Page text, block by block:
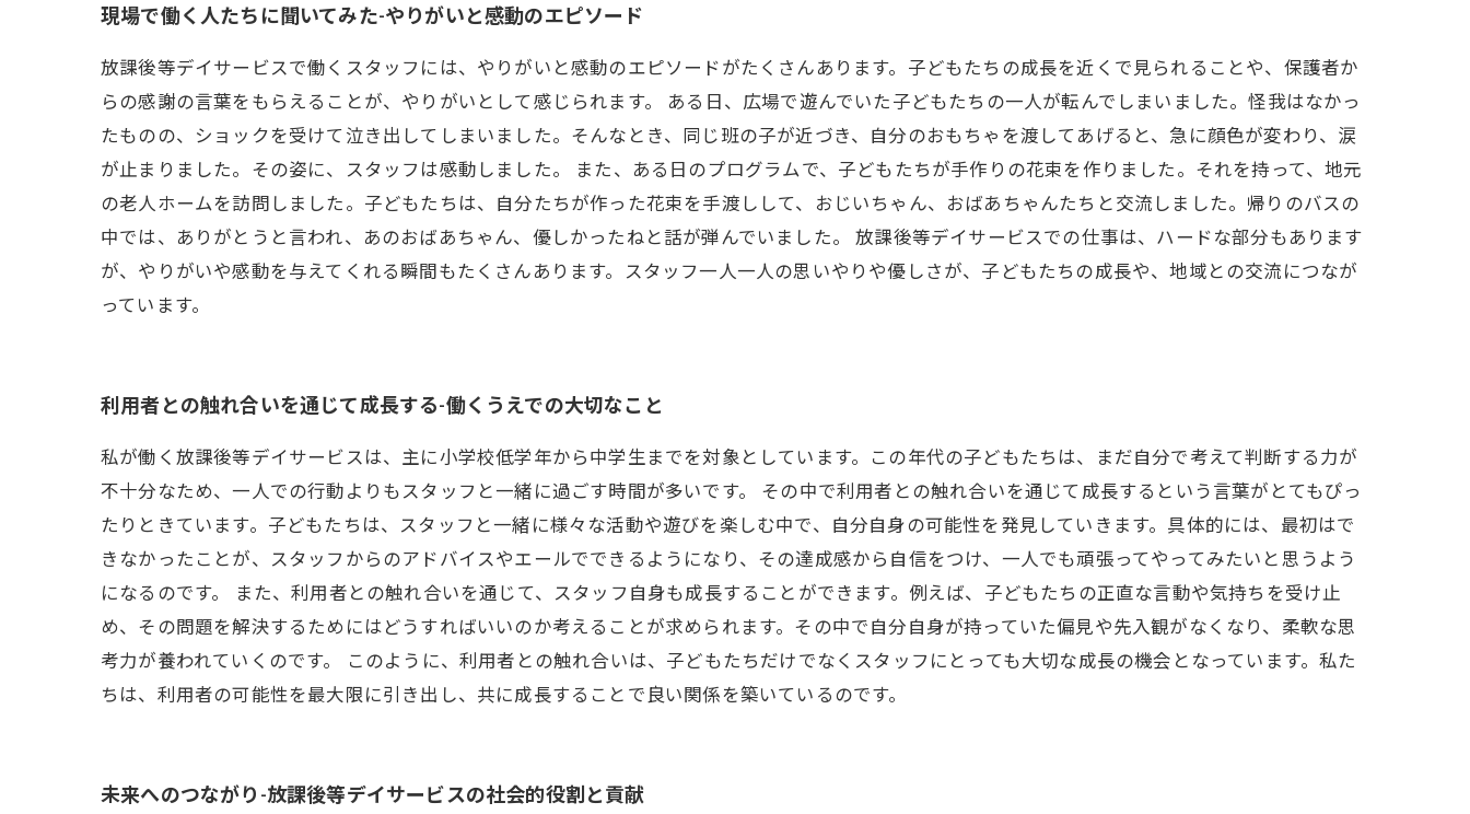
現場で働く人たちに聞いてみた-やりがいと感動のエピソード
放課後等デイサービスで働くスタッフには、やりがいと感動のエピソードがたくさんあります。子どもたちの成長を近くで見られることや、保護者か
らの感謝の言葉をもらえることが、やりがいとして感じられます。 ある日、広場で遊んでいた子どもたちの一人が転んでしまいました。怪我はなかっ
たものの、ショックを受けて泣き出してしまいました。そんなとき、同じ班の子が近づき、自分のおもちゃを渡してあげると、急に顔色が変わり、涙
が止まりました。その姿に、スタッフは感動しました。 また、ある日のプログラムで、子どもたちが手作りの花束を作りました。それを持って、地元
の老人ホームを訪問しました。子どもたちは、自分たちが作った花束を手渡しして、おじいちゃん、おばあちゃんたちと交流しました。帰りのバスの
中では、ありがとうと言われ、あのおばあちゃん、優しかったねと話が弾んでいました。 放課後等デイサービスでの仕事は、ハードな部分もあります
が、やりがいや感動を与えてくれる瞬間もたくさんあります。スタッフ一人一人の思いやりや優しさが、子どもたちの成長や、地域との交流につなが
っています。
利用者との触れ合いを通じて成長する-働くうえでの大切なこと
私が働く放課後等デイサービスは、主に小学校低学年から中学生までを対象としています。この年代の子どもたちは、まだ自分で考えて判断する力が
不十分なため、一人での行動よりもスタッフと一緒に過ごす時間が多いです。 その中で利用者との触れ合いを通じて成長するという言葉がとてもぴっ
たりときています。子どもたちは、スタッフと一緒に様々な活動や遊びを楽しむ中で、自分自身の可能性を発見していきます。具体的には、最初はで
きなかったことが、スタッフからのアドバイスやエールでできるようになり、その達成感から自信をつけ、一人でも頑張ってやってみたいと思うよう
になるのです。 また、利用者との触れ合いを通じて、スタッフ自身も成長することができます。例えば、子どもたちの正直な言動や気持ちを受け止
め、その問題を解決するためにはどうすればいいのか考えることが求められます。その中で自分自身が持っていた偏見や先入観がなくなり、柔軟な思
考力が養われていくのです。 このように、利用者との触れ合いは、子どもたちだけでなくスタッフにとっても大切な成長の機会となっています。私た
ちは、利用者の可能性を最大限に引き出し、共に成長することで良い関係を築いているのです。
未来へのつながり-放課後等デイサービスの社会的役割と貢献